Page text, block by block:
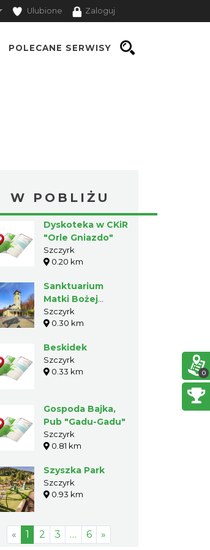
Ulubione Zaloguj
POLECANE SERWISY
W POBLIŻU
Dyskoteka w CKiR
"Orle Gniazdo"
Szczyrk
0.20 km
Sanktuarium
Matki Bożej
Szczyrkowskiej
„na Górce”
Szczyrk
0.30 km
Beskidek
Szczyrk
0.33 km
Gospoda Bajka,
Pub "Gadu-Gadu"
Szczyrk
0.81 km
Szyszka Park
Szczyrk
0.93 km
« 1 2 3 … 6 »
0